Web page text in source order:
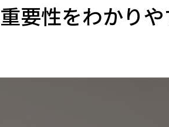
要性をわかり